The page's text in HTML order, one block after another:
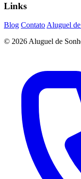
Links
Blog Contato Aluguel
© 2026 Aluguel de